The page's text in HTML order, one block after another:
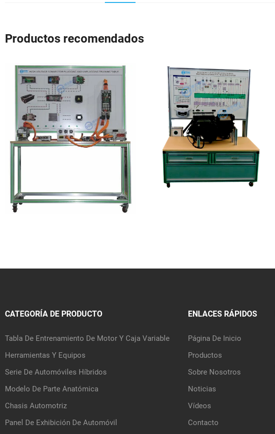
Productos recomendados
CATEGORÍA DE PRODUCTO
Tabla De Entrenamiento De Motor Y Caja Variable
Herramientas Y Equipos
Serie De Automóviles Híbridos
Modelo De Parte Anatómica
Chasis Automotriz
Panel De Exhibición De Automóvil
ENLACES RÁPIDOS
Página De Inicio
Productos
Sobre Nosotros
Noticias
Vídeos
Contacto